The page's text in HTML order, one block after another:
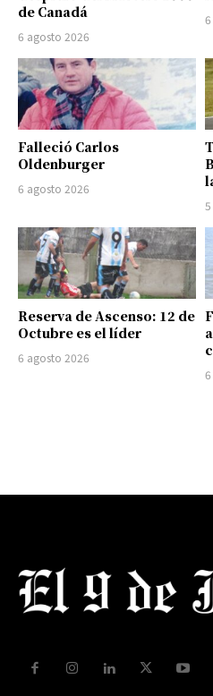
de Canadá
6 agosto 2026
Falleció Carlos
Oldenburger
6 agosto 2026
Reserva de Ascenso: 12 de
Octubre es el líder
6 agosto 2026